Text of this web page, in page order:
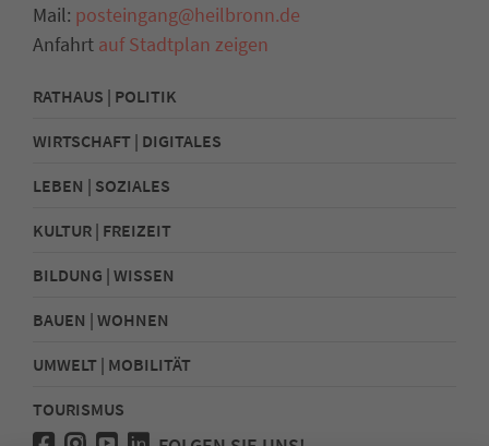
Mail: posteingang@heilbronn.de
Anfahrt auf Stadtplan zeigen
RATHAUS | POLITIK
WIRTSCHAFT | DIGITALES
LEBEN | SOZIALES
KULTUR | FREIZEIT
BILDUNG | WISSEN
BAUEN | WOHNEN
UMWELT | MOBILITÄT
TOURISMUS